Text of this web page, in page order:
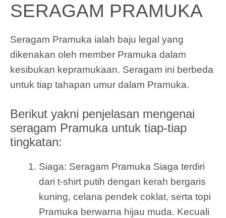
SERAGAM PRAMUKA
Seragam Pramuka ialah baju legal yang
dikenakan oleh member Pramuka dalam
kesibukan kepramukaan. Seragam ini berbeda
untuk tiap tahapan umur dalam Pramuka.
Berikut yakni penjelasan mengenai
seragam Pramuka untuk tiap-tiap
tingkatan:
Siaga: Seragam Pramuka Siaga terdiri
dari t-shirt putih dengan kerah bergaris
kuning, celana pendek coklat, serta topi
Pramuka berwarna hijau muda. Kecuali